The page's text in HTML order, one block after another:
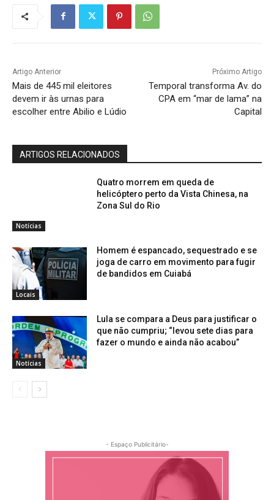
Artigo Anterior
Mais de 445 mil eleitores
devem ir às urnas para
escolher entre Abilio e Lúdio
Próximo Artigo
Temporal transforma Av. do
CPA em “mar de lama” na
Capital
ARTIGOS RELACIONADOS
Notícias
Quatro morrem em queda de
helicóptero perto da Vista Chinesa, na
Zona Sul do Rio
Locais
Homem é espancado, sequestrado e se
joga de carro em movimento para fugir
de bandidos em Cuiabá
Notícias
Lula se compara a Deus para justificar o
que não cumpriu; “levou sete dias para
fazer o mundo e ainda não acabou”
- Espaço Publicitário-